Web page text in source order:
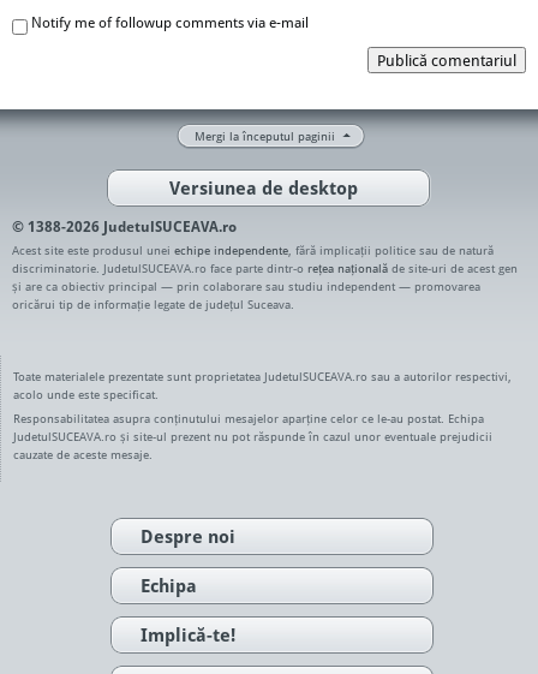
Notify me of followup comments via e-mail
Publică comentariul
Mergi la începutul paginii
Versiunea de desktop
© 1388-2026 JudetulSUCEAVA.ro
Acest site este produsul unei echipe independente , fără implicații politice sau de natură
discriminatorie. JudetulSUCEAVA.ro face parte dintr-o rețea națională de site-uri de acest gen
și are ca obiectiv principal — prin colaborare sau studiu independent — promovarea
oricărui tip de informație legate de județul Suceava.
Toate materialele prezentate sunt proprietatea JudetulSUCEAVA.ro sau a autorilor respectivi,
acolo unde este specificat.
Responsabilitatea asupra conținutului mesajelor aparține celor ce le-au postat. Echipa
JudetulSUCEAVA.ro și site-ul prezent nu pot răspunde în cazul unor eventuale prejudicii
cauzate de aceste mesaje.
Despre noi
Echipa
Implică-te!